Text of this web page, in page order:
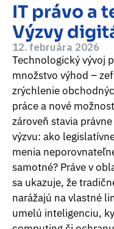
IT právo a
Výzvy
12. februára 2026
Technologický vývoj
množstvo výhod –
zrýchlenie
práce a nové
zároveň stavia
výzvu: ako
menia
samotné? Práve v
sa ukazuje, že
narážajú na vlastné
umelú inteligenciu,